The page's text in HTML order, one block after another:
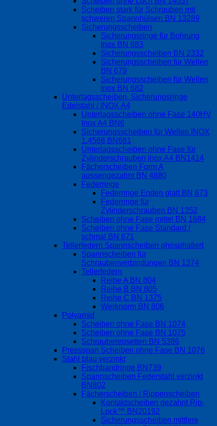
Scheiben stark für Schrauben mit
schweren Spannhülsen BN 13289
Sicherungsscheiben
Sicherungsringe für Bohrung
Inox BN 683
Sicherungsscheiben BN 2332
Sicherungsscheiben für Wellen
BN 679
Sicherungsscheiben für Wellen
Inox BN 682
Unterlagsscheiben, Sicherungsringe
Edelstahl / INOX A4
Unterlagsscheiben ohne Fase 140HV
Inox A4 BN6
Sicherungsscheiben für Wellen INOX
1.4568 BN681
Unterlagsscheiben ohne Fase für
Zylinderschrauben Inox A4 BN1414
Fächerscheiben Form A
aussengezahnt BN 4880
Federringe
Federringe Enden glatt BN 673
Federringe für
Zylinderschrauben BN 1352
Scheiben ohne Fase mittel BN 1684
Scheiben ohne Fase Standard /
schmal BN 671
Tellerfedern Spannscheiben phosphatiert
Spannscheiben für
Schraubenverbindungen BN 1374
Tellerfedern
Reihe A BN 804
Reihe B BN 805
Reihe C BN 1375
Werknorm BN 806
Polyamid
Scheiben ohne Fase BN 1074
Scheiben ohne Fase BN 1075
Schraubenrosetten BN 5386
Pressspan Scheiben ohne Fase BN 1076
Stahl blau verzinkt
Fischbandringe BN739
Spannscheiben Federstahl verzinkt
BN802
Fächerscheiben / Rippenscheiben
Kontaktscheiben gezahnt Rip-
Lock™ BN20192
Sicherungsscheiben mittlere